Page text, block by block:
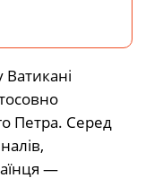
Петра. Серед
—